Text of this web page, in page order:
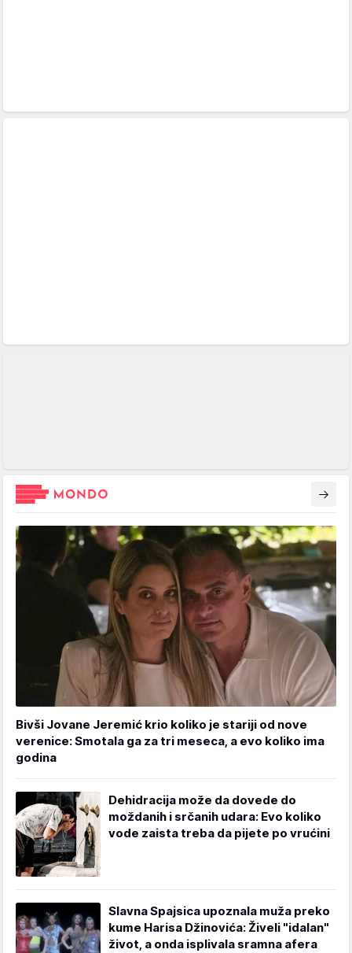
Bivši Jovane Jeremić krio koliko je stariji od nove
verenice: Smotala ga za tri meseca, a evo koliko ima
godina
Dehidracija može da dovede do
moždanih i srčanih udara: Evo koliko
vode zaista treba da pijete po vrućini
Slavna Spajsica upoznala muža preko
kume Harisa Džinovića: Živeli "idalan"
život, a onda isplivala sramna afera